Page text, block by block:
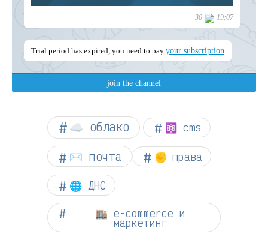
☁︎ облако ⚛ cms
✉️ почта ✊ права
🌐 ДНС
🏬 e-commerce и
маркетинг